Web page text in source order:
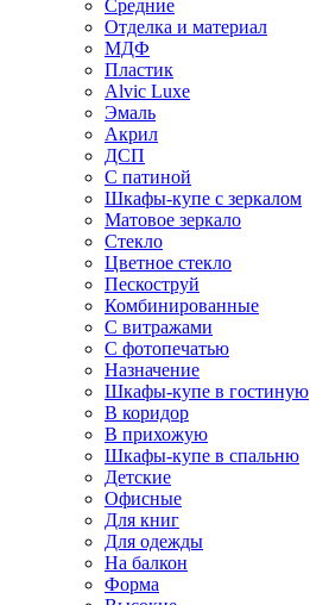
Средние
Отделка и материал
МДФ
Пластик
Alvic Luxe
Эмаль
Акрил
ДСП
С патиной
Шкафы-купе с зеркалом
Матовое зеркало
Стекло
Цветное стекло
Пескоструй
Комбинированные
С витражами
С фотопечатью
Назначение
Шкафы-купе в гостиную
В коридор
В прихожую
Шкафы-купе в спальню
Детские
Офисные
Для книг
Для одежды
На балкон
Форма